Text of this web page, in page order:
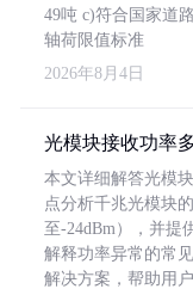
49吨 c)符合国家道
轴荷限值标准
2026年8月4日
光模块接收功率
本文详细解答光模
点分析千兆光模块
至-24dBm），并提
解释功率异常的常
解决方案，帮助用